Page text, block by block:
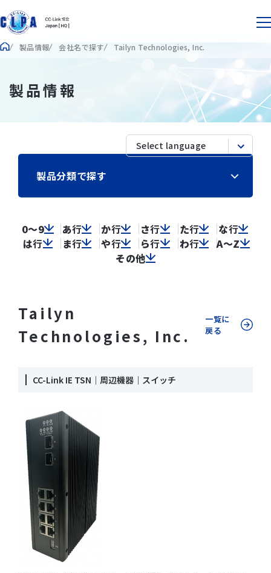
製品情報 会社名で探す Tailyn Technologies, Inc.
製品情報
製品分類で探す
0～9 あ行 か行 さ行 た行 な行
は行 ま行 や行 ら行 わ行
A～Z
その他
Tailyn
Technologies, Inc.
一覧に
戻る
CC-Link IE TSN｜周辺機器｜スイッチ